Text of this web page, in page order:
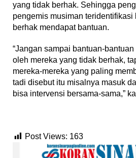
yang tidak berhak. Sehingga
pengemis musiman teridentifikasi
berhak mendapat bantuan.
“Jangan sampai bantuan-
oleh mereka yang tidak berhak,
mereka-mereka yang paling
tadi disebut itu misalnya masuk
bisa intervensi bersama-sama,”
Post Views: 163